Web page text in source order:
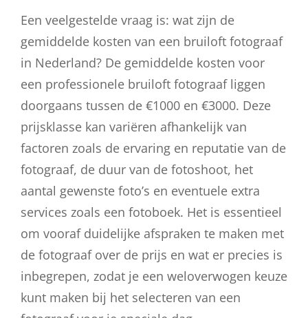
Een veelgestelde vraag is: wat zijn de
gemiddelde kosten van een bruiloft fotograaf
in Nederland? De gemiddelde kosten voor
een professionele bruiloft fotograaf liggen
doorgaans tussen de €1000 en €3000. Deze
prijsklasse kan variëren afhankelijk van
factoren zoals de ervaring en reputatie van de
fotograaf, de duur van de fotoshoot, het
aantal gewenste foto’s en eventuele extra
services zoals een fotoboek. Het is essentieel
om vooraf duidelijke afspraken te maken met
de fotograaf over de prijs en wat er precies is
inbegrepen, zodat je een weloverwogen keuze
kunt maken bij het selecteren van een